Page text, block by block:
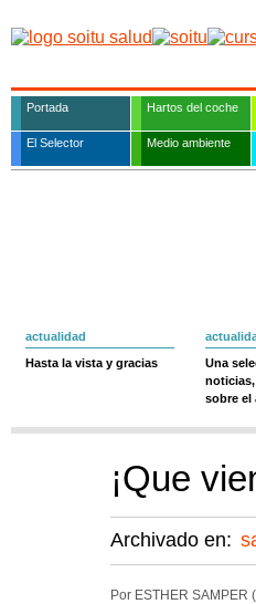
Portada Hartos del coche
El Selector Medio ambiente
actualidad
Hasta la vista y gracias
Una
sobre el
¡Que
Archivado en:
Por ESTHER SAMPER